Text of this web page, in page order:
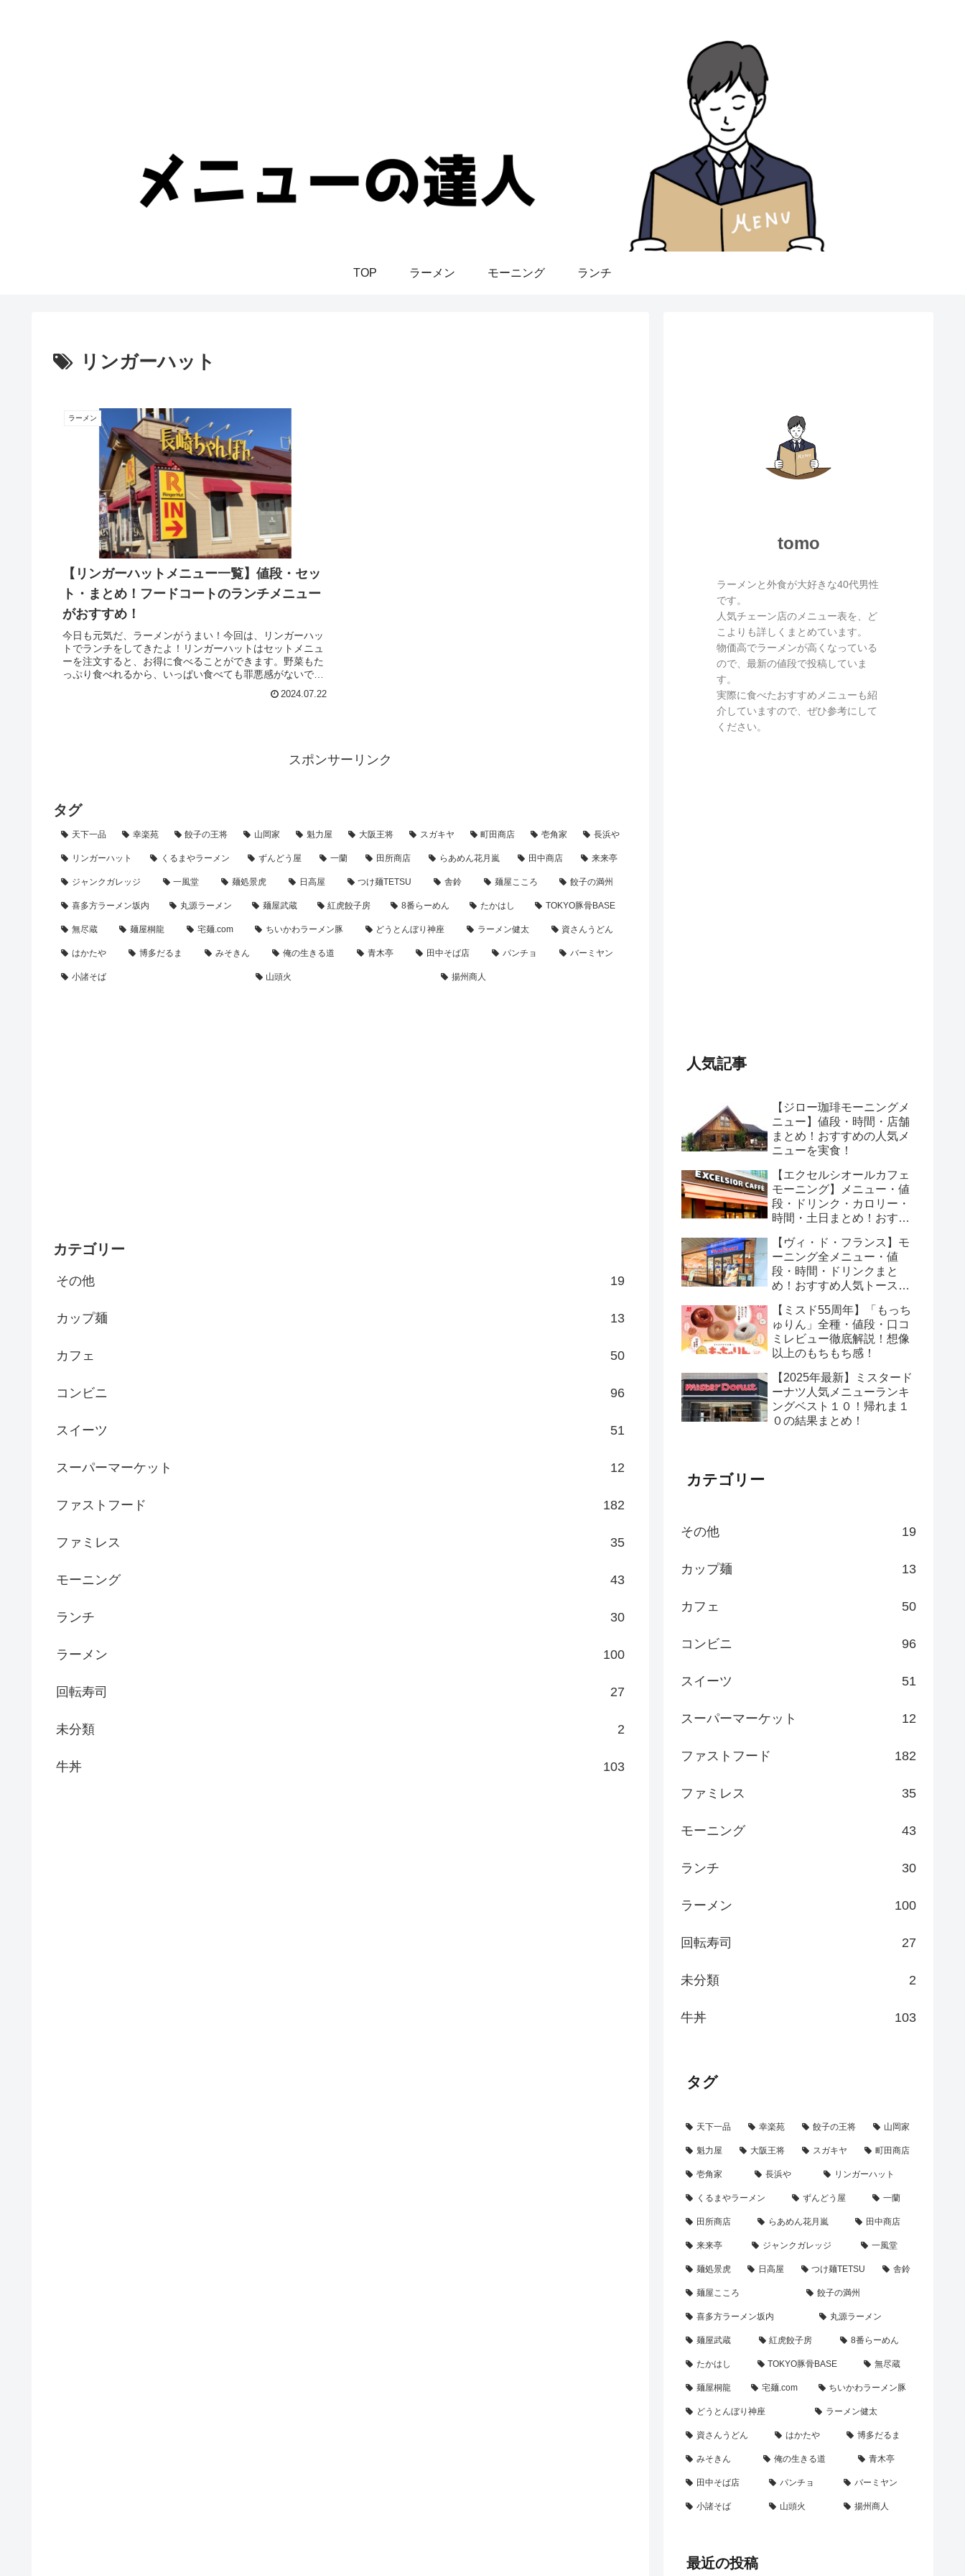
TOP ラーメン モーニング ランチ
リンガーハット
ラーメン
【リンガーハットメニュー一覧】値段・セッ
ト・まとめ！フードコートのランチメニュー
がおすすめ！
今日も元気だ、ラーメンがうまい！今回は、リンガーハッ
トでランチをしてきたよ！リンガーハットはセットメニュ
ーを注文すると、お得に食べることができます。野菜もた
っぷり食べれるから、いっぱい食べても罪悪感がないです
2024.07.22
スポンサーリンク
タグ
天下一品 幸楽苑 餃子の王将 山岡家 魁力屋 大阪王将 スガキヤ 町田商店 壱角家 長浜や
リンガーハット くるまやラーメン ずんどう屋 一蘭 田所商店 らあめん花月嵐 田中商店 来来亭
ジャンクガレッジ 一風堂 麺処景虎 日高屋 つけ麺TETSU 舎鈴 麺屋こころ 餃子の満州
喜多方ラーメン坂内 丸源ラーメン 麺屋武蔵 紅虎餃子房 8番らーめん たかはし TOKYO豚骨BASE
無尽蔵 麺屋桐龍 宅麺.com ちいかわラーメン豚 どうとんぼり神座 ラーメン健太 資さんうどん
はかたや 博多だるま みそきん 俺の生きる道 青木亭 田中そば店 パンチョ バーミヤン
小諸そば 山頭火 揚州商人
カテゴリー
その他 19
カップ麺 13
カフェ 50
コンビニ 96
スイーツ 51
スーパーマーケット 12
ファストフード 182
ファミレス 35
モーニング 43
ランチ 30
ラーメン 100
回転寿司 27
未分類 2
牛丼 103
tomo
ラーメンと外食が大好きな40代男性
です。
人気チェーン店のメニュー表を、ど
こよりも詳しくまとめています。
物価高でラーメンが高くなっている
ので、最新の値段で投稿していま
す。
実際に食べたおすすめメニューも紹
介していますので、ぜひ参考にして
ください。
人気記事
【ジロー珈琲モーニングメ
ニュー】値段・時間・店舗
まとめ！おすすめの人気メ
ニューを実食！
【エクセルシオールカフェ
モーニング】メニュー・値
段・ドリンク・カロリー・
時間・土日まとめ！おすす
【ヴィ・ド・フランス】モ
ーニング全メニュー・値
段・時間・ドリンクまと
め！おすすめ人気トースト
【ミスド55周年】「もっち
ゅりん」全種・値段・口コ
ミレビュー徹底解説！想像
以上のもちもち感！
【2025年最新】ミスタード
ーナツ人気メニューランキ
ングベスト１０！帰れま１
０の結果まとめ！
カテゴリー
その他 19
カップ麺 13
カフェ 50
コンビニ 96
スイーツ 51
スーパーマーケット 12
ファストフード 182
ファミレス 35
モーニング 43
ランチ 30
ラーメン 100
回転寿司 27
未分類 2
牛丼 103
タグ
天下一品 幸楽苑 餃子の王将 山岡家
魁力屋 大阪王将 スガキヤ 町田商店
壱角家 長浜や リンガーハット
くるまやラーメン ずんどう屋 一蘭
田所商店 らあめん花月嵐 田中商店
来来亭 ジャンクガレッジ 一風堂
麺処景虎 日高屋 つけ麺TETSU 舎鈴
麺屋こころ 餃子の満州
喜多方ラーメン坂内 丸源ラーメン
麺屋武蔵 紅虎餃子房 8番らーめん
たかはし TOKYO豚骨BASE 無尽蔵
麺屋桐龍 宅麺.com ちいかわラーメン豚
どうとんぼり神座 ラーメン健太
資さんうどん はかたや 博多だるま
みそきん 俺の生きる道 青木亭
田中そば店 パンチョ バーミヤン
小諸そば 山頭火 揚州商人
最近の投稿